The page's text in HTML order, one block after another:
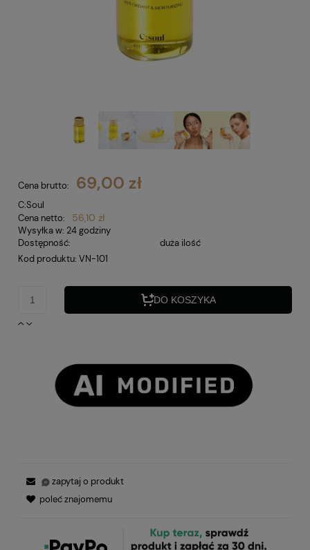
Cena brutto: 69,00 zł
C:Soul
Cena netto:
56,10 zł
Wysyłka w: 24 godziny
Dostępność:
duża ilość
Kod produktu: VN-101
DO KOSZYKA
zapytaj o produkt
poleć znajomemu